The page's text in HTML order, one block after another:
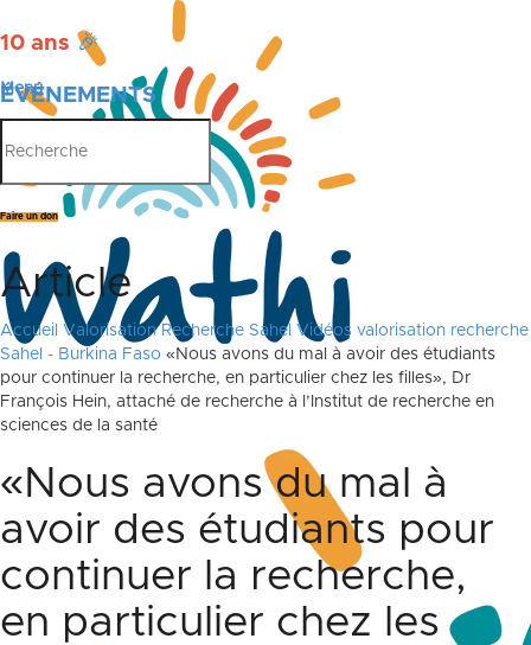
10 ans 🎉
ÉVÉNEMENTS
PUBLICATIONS
Menu
Faire un don
Article
Accueil Valorisation Recherche Sahel Vidéos valorisation recherche
Sahel - Burkina Faso «Nous avons du mal à avoir des étudiants
pour continuer la recherche, en particulier chez les filles», Dr
François Hein, attaché de recherche à l’Institut de recherche en
sciences de la santé
«Nous avons du mal à
avoir des étudiants pour
continuer la recherche,
en particulier chez les